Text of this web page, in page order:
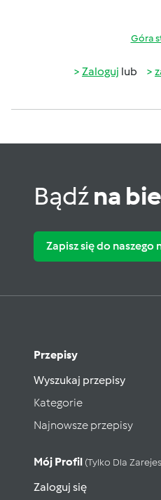
Góra
Zaloguj lub
Bądźna
Zapisz się do naszego
Przepisy
Wyszukaj przepisy
Kategorie
Najnowsze przepisy
Mój Profil (tylko Dla
Zaloguj się